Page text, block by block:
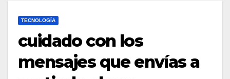
TECNOLOGÍA
cuidado con los
mensajes que envías a